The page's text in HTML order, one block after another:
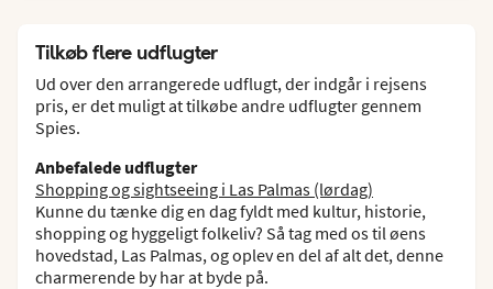
Tilkøb flere udflugter
Ud over den arrangerede udflugt, der indgår i rejsens
pris, er det muligt at tilkøbe andre udflugter gennem
Spies.
Anbefalede udflugter
Shopping og sightseeing i Las Palmas (lørdag)
Kunne du tænke dig en dag fyldt med kultur, historie,
shopping og hyggeligt folkeliv? Så tag med os til øens
hovedstad, Las Palmas, og oplev en del af alt det, denne
charmerende by har at byde på.